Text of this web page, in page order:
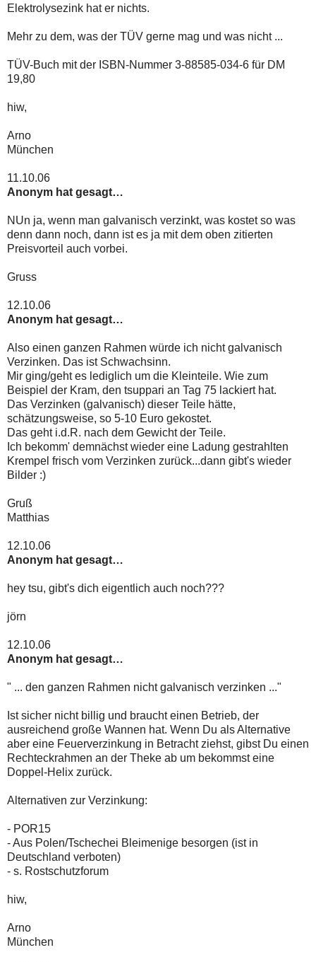
Elektrolysezink hat er nichts.
Mehr zu dem, was der TÜV gerne mag und was nicht ...
TÜV-Buch mit der ISBN-Nummer 3-88585-034-6 für DM
19,80
hiw,
Arno
München
11.10.06
Anonym hat gesagt…
NUn ja, wenn man galvanisch verzinkt, was kostet so was
denn dann noch, dann ist es ja mit dem oben zitierten
Preisvorteil auch vorbei.
Gruss
12.10.06
Anonym hat gesagt…
Also einen ganzen Rahmen würde ich nicht galvanisch
Verzinken. Das ist Schwachsinn.
Mir ging/geht es lediglich um die Kleinteile. Wie zum
Beispiel der Kram, den tsuppari an Tag 75 lackiert hat.
Das Verzinken (galvanisch) dieser Teile hätte,
schätzungsweise, so 5-10 Euro gekostet.
Das geht i.d.R. nach dem Gewicht der Teile.
Ich bekomm' demnächst wieder eine Ladung gestrahlten
Krempel frisch vom Verzinken zurück...dann gibt's wieder
Bilder :)
Gruß
Matthias
12.10.06
Anonym hat gesagt…
hey tsu, gibt's dich eigentlich auch noch???
jörn
12.10.06
Anonym hat gesagt…
" ... den ganzen Rahmen nicht galvanisch verzinken ..."
Ist sicher nicht billig und braucht einen Betrieb, der
ausreichend große Wannen hat. Wenn Du als Alternative
aber eine Feuerverzinkung in Betracht ziehst, gibst Du einen
Rechteckrahmen an der Theke ab um bekommst eine
Doppel-Helix zurück.
Alternativen zur Verzinkung:
- POR15
- Aus Polen/Tschechei Bleimenige besorgen (ist in
Deutschland verboten)
- s. Rostschutzforum
hiw,
Arno
München